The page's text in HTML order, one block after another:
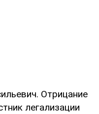
Отрицание
легализации